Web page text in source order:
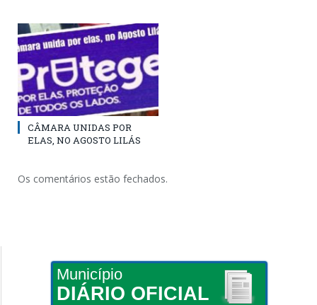
CÂMARA UNIDAS POR
ELAS, NO AGOSTO LILÁS
Os comentários estão fechados.
Município
DIÁRIO OFICIAL